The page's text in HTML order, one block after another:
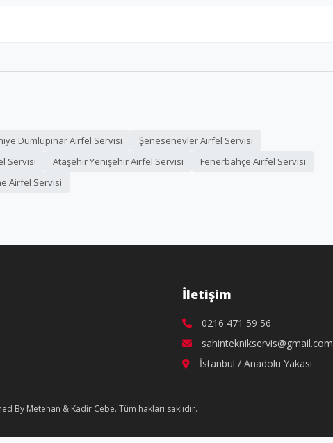
Dumlupınar Airfel Servisi
Şenesenevler Airfel Servisi
Servisi Ataşehir Yenişehir Airfel Servisi
Fenerbahçe Airfel Servisi
Airfel Servisi
İletişim
0216 471 59 56
sahinteknikservis@gmail.com
İstanbul / Anadolu Yakası
By Metehan & Kadir Cebe. Tüm hakları saklıdır.